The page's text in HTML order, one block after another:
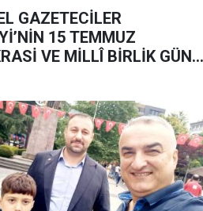
GAZETECİLER
15 TEMMUZ
VE MİLLÎ BİRLİK GÜNÜ